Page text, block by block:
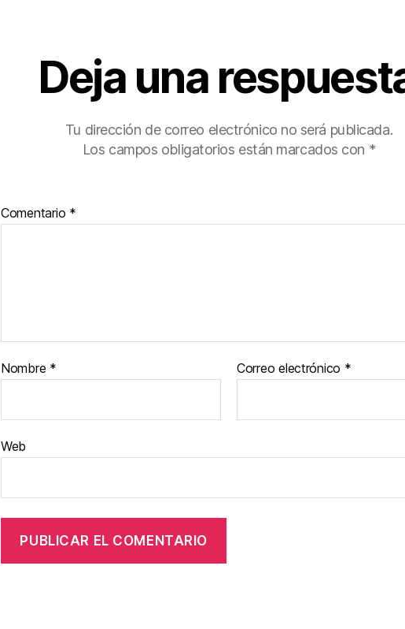
Deja una
Tu dirección de correo electrónico no será publicada.
Los campos obligatorios están marcados con *
Comentario *
Nombre * Correo electrónico *
Web